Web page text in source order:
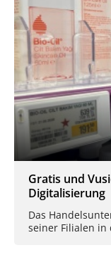
Gratis und
Digitalisierung
Das
seiner Filialen in